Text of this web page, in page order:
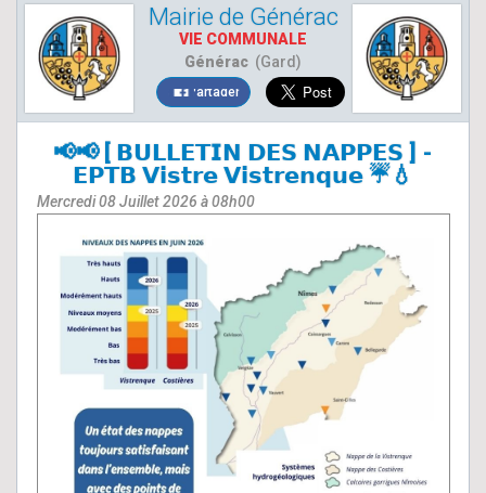
Mairie de Générac
VIE COMMUNALE
Générac (Gard)
Partager
📢📢 [ 𝗕𝗨𝗟𝗟𝗘𝗧𝗜𝗡 𝗗𝗘𝗦 𝗡𝗔𝗣𝗣𝗘𝗦 ] -
𝗘𝗣𝗧𝗕 𝗩𝗶𝘀𝘁𝗿𝗲 𝗩𝗶𝘀𝘁𝗿𝗲𝗻𝗾𝘂𝗲 ☔💧
Mercredi 08 Juillet 2026 à 08h00